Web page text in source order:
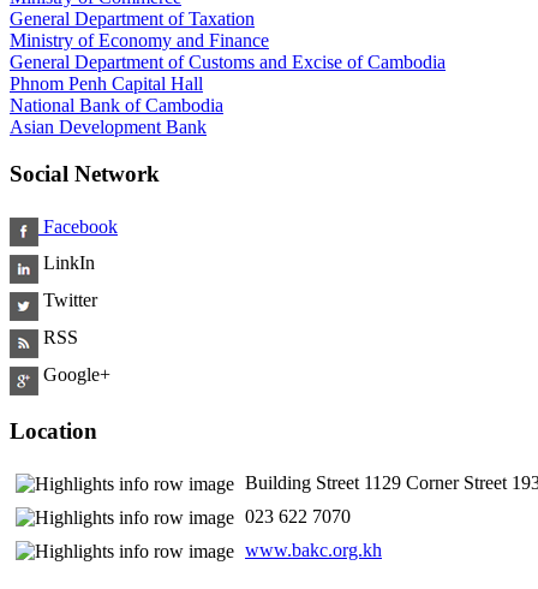
General Department of Taxation
Ministry of Economy and Finance
General Department of Customs and Excise of Cambodia
Phnom Penh Capital Hall
National Bank of Cambodia
Asian Development Bank
Social Network
Facebook
LinkIn
Twitter
RSS
Google+
Location
Building Street 1129 Corner Street
​ 023 622 7070
www.bakc.org.kh